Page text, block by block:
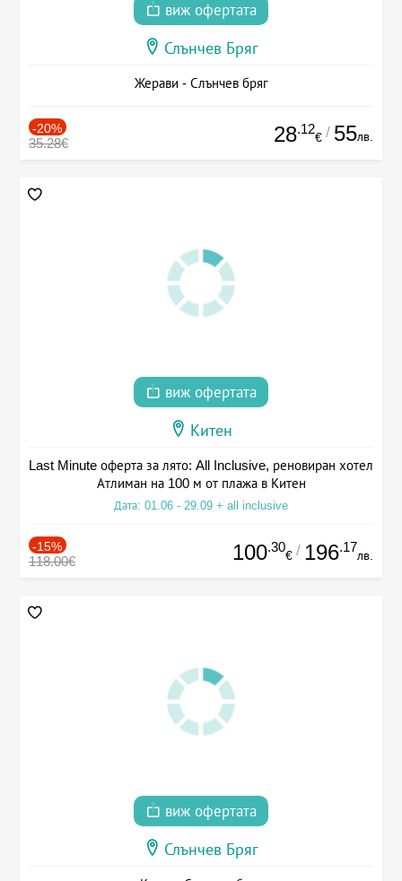
виж офертата
Слънчев Бряг
Жерави - Слънчев бряг
-20%
35.28€ 28.12
€ / 55лв.
виж офертата
Китен
Last Minute оферта за лято: All Inclusive, реновиран хотел
Атлиман на 100 м от плажа в Китен
Дата: 01.06 - 29.09 + all inclusive
-15%
118.00€ 100.30
€ / 196.17
лв.
виж офертата
Слънчев Бряг